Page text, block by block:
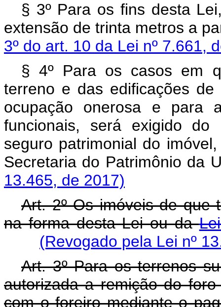
§ 3º Para os fins desta
extensão de trinta metros a
3º do art. 10 da Lei nº 7.661,
§ 4º Para os casos em
terreno e das edificações
ocupação onerosa e para
funcionais, será exigido
seguro patrimonial do
Secretaria do Patrimônio
13.465, de 2017)
Art. 2º Os imóveis de que
na forma desta Lei ou da
(Revogado pela Lei nº
Art. 3º Para os terrenos
autorizada a remição do
com o foreiro mediante o